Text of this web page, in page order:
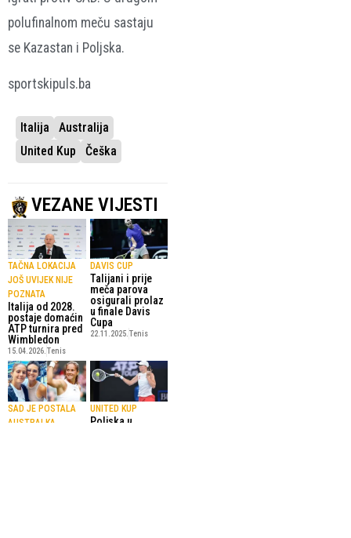
polufinalnom meču sastaju
se Kazastan i Poljska.
sportskipuls.ba
Italija
Australija
United Kup
Češka
VEZANE VIJESTI
TAČNA LOKACIJA
JOŠ UVIJEK NIJE
POZNATA
Italija od 2028.
postaje domaćin
ATP turnira pred
Wimbledon
15.04.2026. Tenis
DAVIS CUP
Talijani i prije
meča parova
osigurali prolaz
u finale Davis
Cupa
22.11.2025. Tenis
SAD JE POSTALA
AUSTRALKA
UNITED KUP
Poljska u